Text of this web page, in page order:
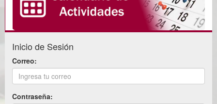
Inicio de Sesión
Correo:
Contraseña: